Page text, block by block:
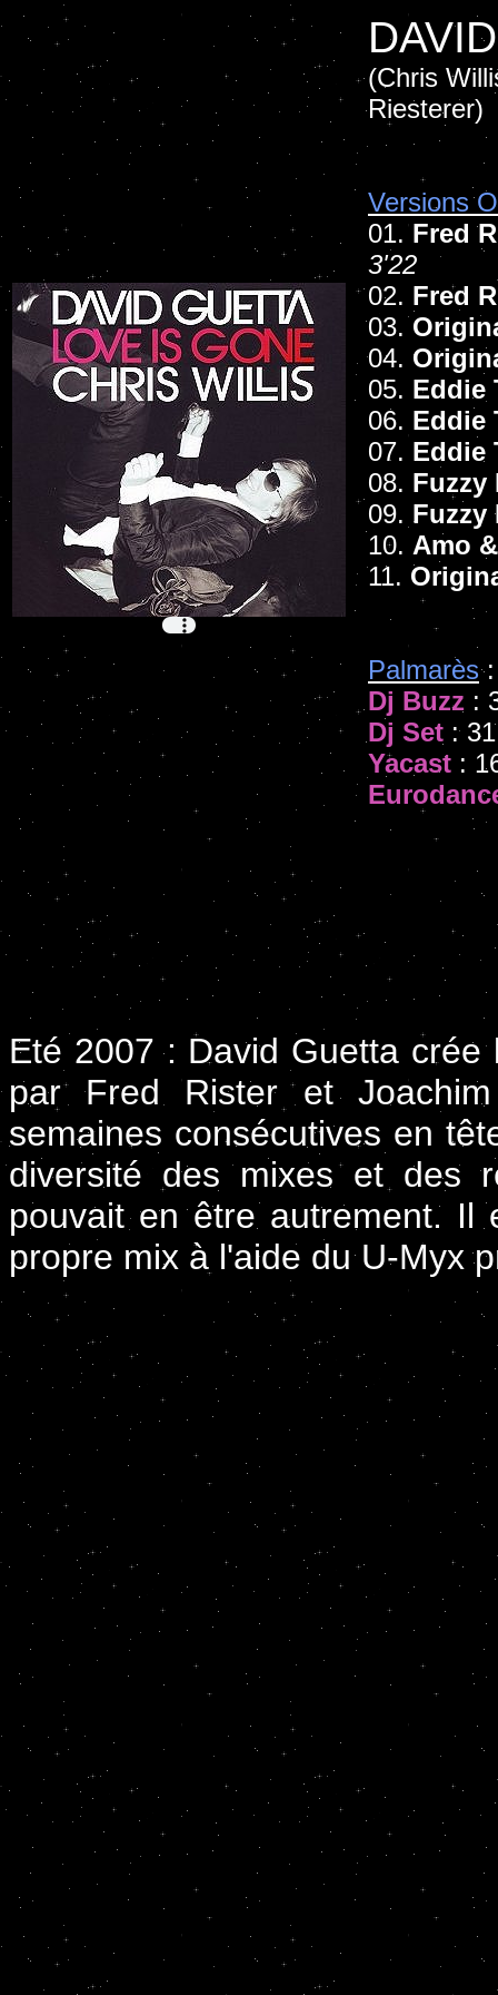
(Chris
Riesterer)
Versions
01.Fred
3'22
02. Fred
03.
04.
05. Eddie
06. Eddie
07. Eddie
08. Fuzzy
09. Fuzzy
10. Amo
11.
Palmarès:
Dj Buzz :
Dj Set :
Yacast :
Eté 2007 : David Guetta
par Fred Rister et
semaines consécutives en
diversité des mixes et des
pouvait en être autrement. Il
propre mix à l'aide du U-Myx